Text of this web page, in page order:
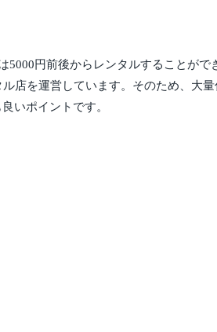
円前後からレンタルすることがで
店を運営しています。そのため、大
いポイントです。